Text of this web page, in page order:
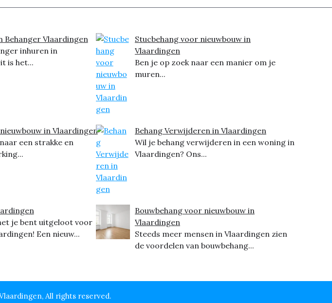
Behanger Vlaardingen
inhuren in
is het...
in Vlaardingen
een strakke en
je bent uitgeloot voor
Een nieuw...
Stucbehang voor nieuwbouw in
Vlaardingen
Ben je op zoek naar een manier om je
muren...
Behang Verwijderen in Vlaardingen
Wil je behang verwijderen in een woning in
Vlaardingen? Ons...
Bouwbehang voor nieuwbouw in
Vlaardingen
Steeds meer mensen in Vlaardingen zien
de voordelen van bouwbehang...
All rights reserved.